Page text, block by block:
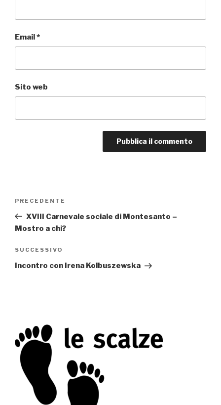
Email*
Sito web
Articolo
precedente:
PRECEDENTE
XVIII Carnevale sociale di Montesanto –
Mostro a chi?
Articolo
successivo
SUCCESSIVO
Incontro con Irena Kolbuszewska